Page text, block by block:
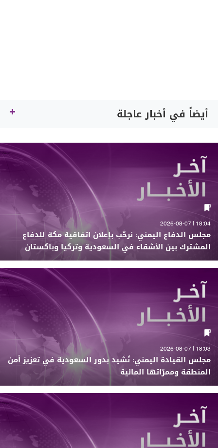
أيضاً في أخبار عاجلة
18:04 | 2026-08-07
مجلس الدفاع اليمني: نرحّب بإعلان اتفاقية مكة للدفاع
المشترك بين الأشقاء في السعودية وتركيا وباكستان
18:03 | 2026-08-07
مجلس القيادة اليمني: نُشيد بدور السعودية في تعزيز أمن
المنطقة وممرّاتها المائية